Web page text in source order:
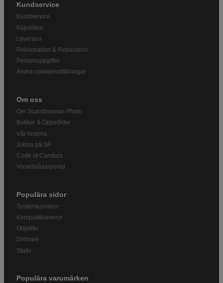
Kundservice
Kundservice
Köpvillkor
Leverans
Reklamation & Reparation
Personuppgifter
Ändra cookieinställningar
Om oss
Om Scandinavian Photo
Butiker & Öppettider
Vår historia
Jobba på SP
Code of Conduct
Visselblåsarportal
Populära sidor
Systemkameror
Kompaktkameror
Objektiv
Drönare
Stativ
Populära varumärken